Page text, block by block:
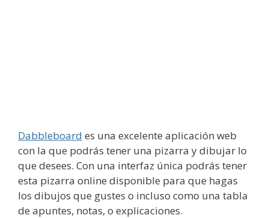
Dabbleboard es una excelente aplicación web
con la que podrás tener una pizarra y dibujar lo
que desees. Con una interfaz única podrás tener
esta pizarra online disponible para que hagas
los dibujos que gustes o incluso como una tabla
de apuntes, notas, o explicaciones.